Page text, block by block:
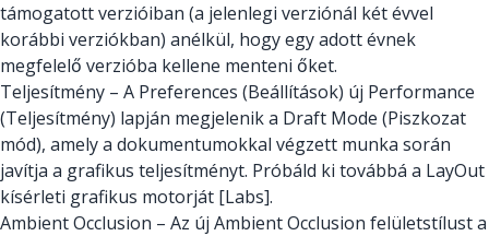
támogatott verzióiban (a jelenlegi verziónál két évvel
korábbi verziókban) anélkül, hogy egy adott évnek
megfelelő verzióba kellene menteni őket.
Teljesítmény – A Preferences (Beállítások) új Performance
(Teljesítmény) lapján megjelenik a Draft Mode (Piszkozat
mód), amely a dokumentumokkal végzett munka során
javítja a grafikus teljesítményt. Próbáld ki továbbá a LayOut
kísérleti grafikus motorját [Labs].
Ambient Occlusion – Az új Ambient Occlusion felületstílust a